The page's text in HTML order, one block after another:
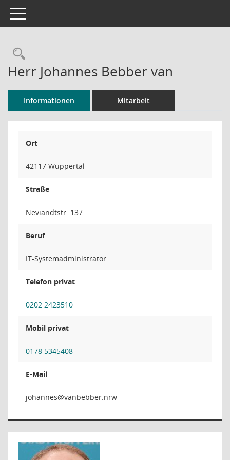
Toggle navigation
Rechercheauswahl
Herr Johannes Bebber van
Informationen Mitarbeit
Ort
42117 Wuppertal
Straße
Neviandtstr. 137
Beruf
IT-Systemadministrator
Telefon privat
0202 2423510
Mobil privat
0178 5345408
E-Mail
senn